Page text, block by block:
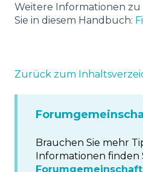
Weitere Informationen zu
Sie in diesem Handbuch:
Zurück zum
Brauchen Sie mehr
Informationen finden
Forumgemeinschaft